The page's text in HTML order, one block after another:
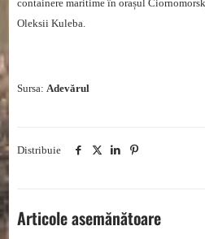
containere maritime în orașul
Oleksii Kuleba.
Sursa: Adevărul
Distribuie
Articole asemănătoare